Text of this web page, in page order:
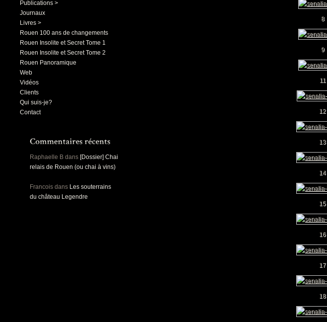
Publications >
Journaux
Livres >
Rouen 100 ans de changements
Rouen Insolite et Secret Tome 1
Rouen Insolite et Secret Tome 2
Rouen Panoramique
Web
Vidéos
Clients
Qui suis-je?
Contact
Raphaelle B dans [Dossier] Chai
relais de Rouen (ou chai à vins)
Francois dans Les souterrains
du château Legendre
8
9
11
12
13
14
15
16
17
18